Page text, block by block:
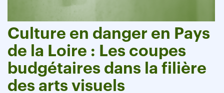
Culture en danger en Pays
de la Loire : Les coupes
budgétaires dans la filière
des arts visuels